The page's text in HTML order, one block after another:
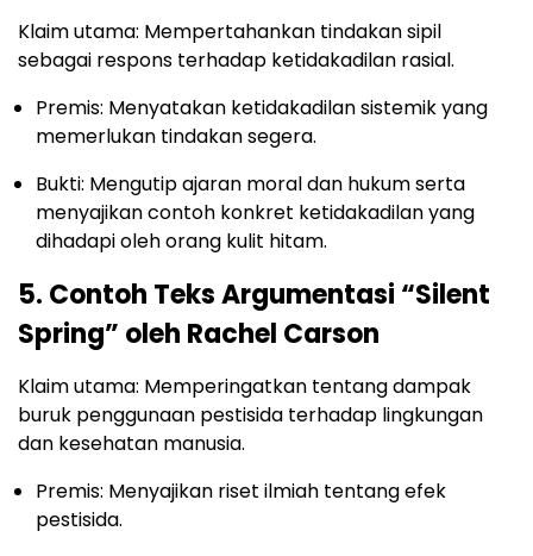
Klaim utama: Mempertahankan tindakan sipil
sebagai respons terhadap ketidakadilan rasial.
Premis: Menyatakan ketidakadilan sistemik yang
memerlukan tindakan segera.
Bukti: Mengutip ajaran moral dan hukum serta
menyajikan contoh konkret ketidakadilan yang
dihadapi oleh orang kulit hitam.
5. Contoh Teks Argumentasi “Silent
Spring” oleh Rachel Carson
Klaim utama: Memperingatkan tentang dampak
buruk penggunaan pestisida terhadap lingkungan
dan kesehatan manusia.
Premis: Menyajikan riset ilmiah tentang efek
pestisida.